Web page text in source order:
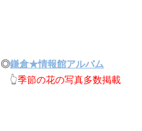
◎鎌倉★情報館アルバム
👆季節の花の写真多数掲載